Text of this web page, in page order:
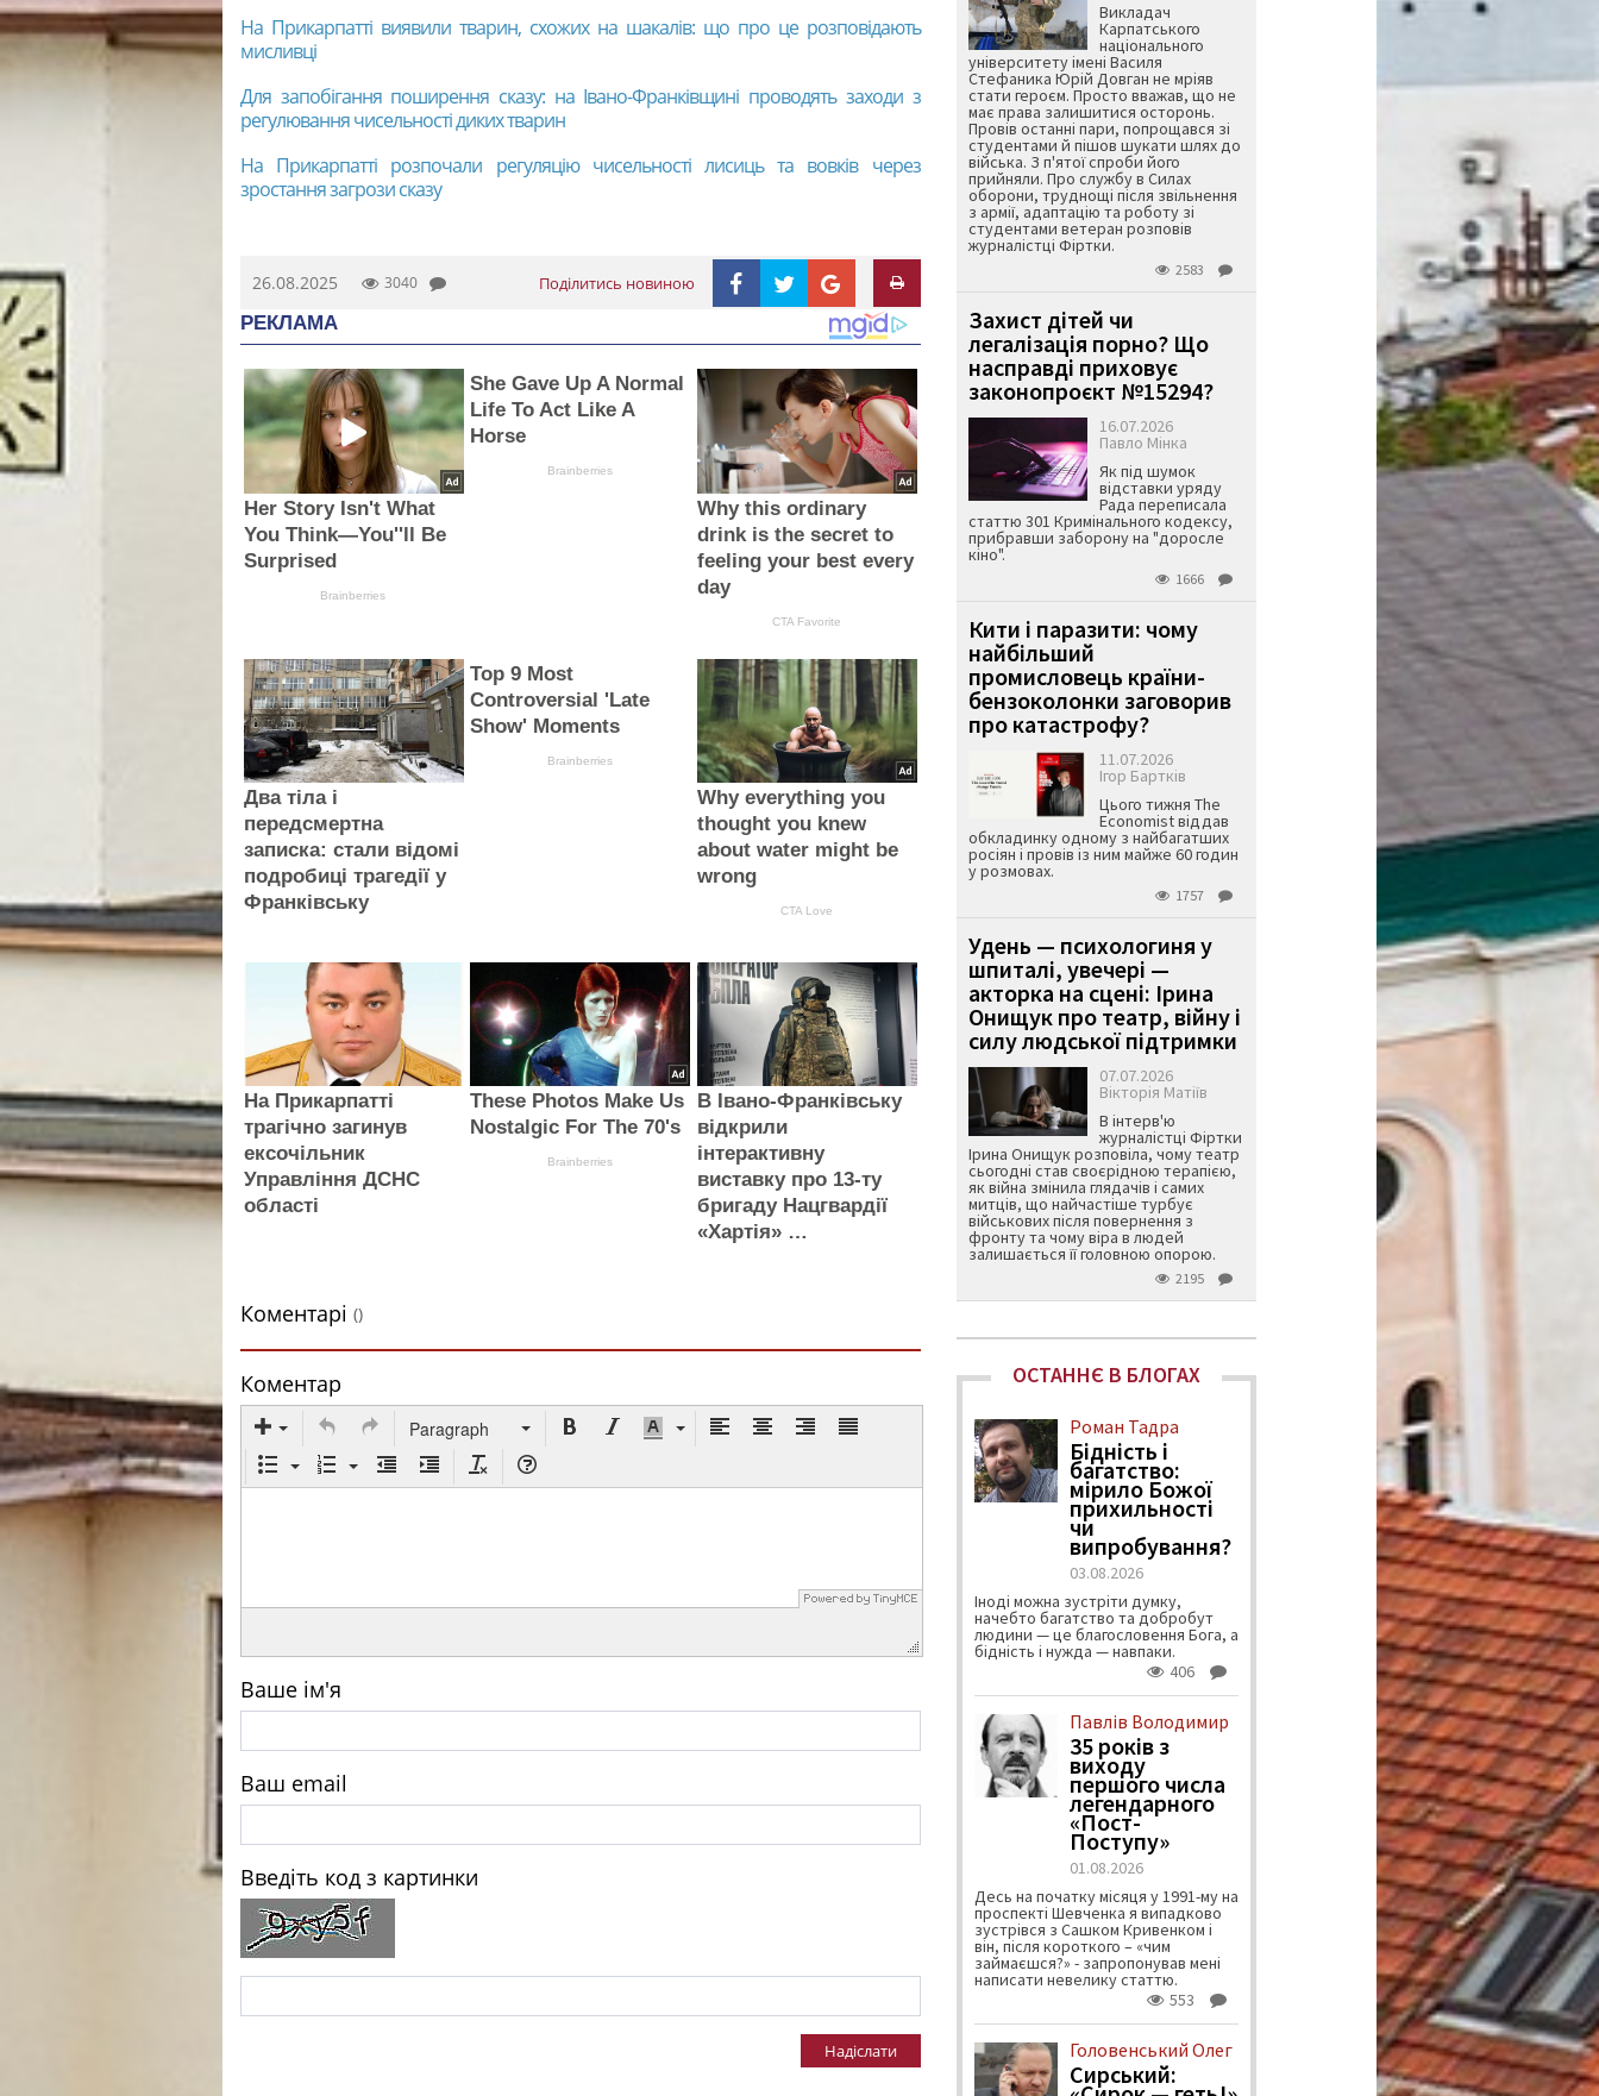
На Прикарпатті виявили тварин, схожих на шакалів: що про це розповідають
мисливці
Для запобігання поширення сказу: на Івано-Франківщині проводять заходи з
регулювання чисельності диких тварин
На Прикарпатті розпочали регуляцію чисельності лисиць та вовків через
зростання загрози сказу
26.08.2025 3040 Поділитись новиною
РЕКЛАМА
Her Story Isn't What
You Think—You''ll Be
Surprised
Brainberries
She Gave Up A Normal
Life To Act Like A
Horse
Brainberries
Why this ordinary
drink is the secret to
feeling your best every
day
CTA Favorite
Два тіла і
передсмертна
записка: стали відомі
подробиці трагедії у
Франківську
Top 9 Most
Controversial 'Late
Show' Moments
Brainberries
Why everything you
thought you knew
about water might be
wrong
CTA Love
На Прикарпатті
трагічно загинув
ексочільник
Управління ДСНС
області
These Photos Make Us
Nostalgic For The 70's
Brainberries
В Івано-Франківську
відкрили
інтерактивну
виставку про 13-ту
бригаду Нацгвардії
«Хартія» …
Коментарі ()
Коментар
Paragraph
Ваше ім'я
Ваш email
Введіть код з картинки
Надіслати
Викладач
Карпатського
національного
університету імені Василя
Стефаника Юрій Довган не мріяв
стати героєм. Просто вважав, що не
має права залишитися осторонь.
Провів останні пари, попрощався зі
студентами й пішов шукати шлях до
війська. З п'ятої спроби його
прийняли. Про службу в Силах
оборони, труднощі після звільнення
з армії, адаптацію та роботу зі
студентами ветеран розповів
журналістці Фіртки.
2583
Захист дітей чи
легалізація порно? Що
насправді приховує
законопроєкт №15294?
16.07.2026
Павло Мінка
Як під шумок
відставки уряду
Рада переписала
статтю 301 Кримінального кодексу,
прибравши заборону на "доросле
кіно".
1666
Кити і паразити: чому
найбільший
промисловець країни-
бензоколонки заговорив
про катастрофу?
11.07.2026
Ігор Бартків
Цього тижня The
Economist віддав
обкладинку одному з найбагатших
росіян і провів із ним майже 60 годин
у розмовах.
1757
Удень — психологиня у
шпиталі, увечері —
акторка на сцені: Ірина
Онищук про театр, війну і
силу людської підтримки
07.07.2026
Вікторія Матіїв
В інтерв'ю
журналістці Фіртки
Ірина Онищук розповіла, чому театр
сьогодні став своєрідною терапією,
як війна змінила глядачів і самих
митців, що найчастіше турбує
військових після повернення з
фронту та чому віра в людей
залишається її головною опорою.
2195
ОСТАННЄ В БЛОГАХ
Роман Тадра
Бідність і
багатство:
мірило Божої
прихильності
чи
випробування?
03.08.2026
Іноді можна зустріти думку,
начебто багатство та добробут
людини — це благословення Бога, а
бідність і нужда — навпаки.
406
Павлів Володимир
35 років з
виходу
першого числа
легендарного
«Пост-
Поступу»
01.08.2026
Десь на початку місяця у 1991-му на
проспекті Шевченка я випадково
зустрівся з Сашком Кривенком і
він, після короткого – «чим
займаєшся?» - запропонував мені
написати невелику статтю.
553
Головенський Олег
Сирський: